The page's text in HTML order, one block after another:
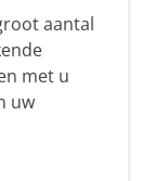
aantal
met u
uw